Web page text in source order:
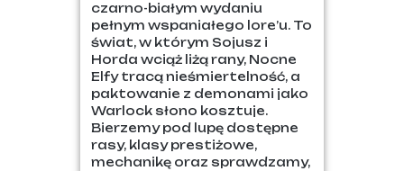
czarno-białym wydaniu
pełnym wspaniałego lore’u. To
świat, w którym Sojusz i
Horda wciąż liżą rany, Nocne
Elfy tracą nieśmiertelność, a
paktowanie z demonami jako
Warlock słono kosztuje.
Bierzemy pod lupę dostępne
rasy, klasy prestiżowe,
mechanikę oraz sprawdzamy,